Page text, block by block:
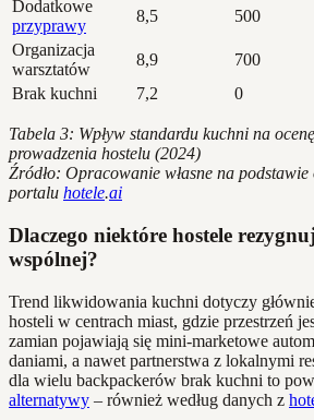
Dodatkowe
przyprawy
8,5
500
Organizacja
warsztatów
8,9
700
Brak kuchni
7,2 0
Tabela 3: Wpływ standardu kuchni na
prowadzenia hostelu (2024)
Źródło: Opracowanie własne na
portalu hotele.ai
Dlaczego niektóre hostele
wspólnej?
Trend likwidowania kuchni dotyczy
hosteli w centrach miast, gdzie przestrzeń
zamian pojawiają się mini-marketowe
daniami, a nawet partnerstwa z lokalnymi
dla wielu backpackerów brak kuchni to
alternatywy – również według danych z